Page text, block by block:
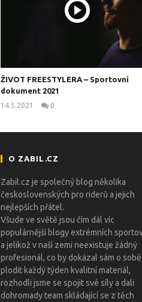
ŽIVOT FREESTYLERA – Sportovní
dokument 2021
14.5.2021
0
O ZABIL.CZ
Zabil.cz je společný blog několika
československých pro riderů a jejich
nejlepších přátel.
Všude ve světě jsou čím dál víc
populárnější blogy extrémních
a jelikož v naší zemi neexistuje žádný
profesionál, co by dokázal sám o sobě
plodit každý týden kvalitní materiál,
rozhodli jsme se spojit své síly a dali
dohromady team skládající se z těch